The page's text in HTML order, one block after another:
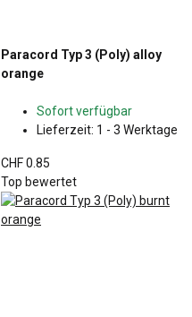
Paracord Typ 3 (Poly) alloy
orange
Sofort verfügbar
Lieferzeit: 1 - 3 Werktage
CHF 0.85
Top bewertet